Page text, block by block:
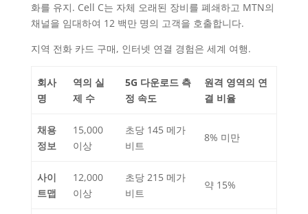
화를 유지. Cell C는 자체 오래된 장비를 폐쇄하고 MTN의
채널을 임대하여 12 백만 명의 고객을 호출합니다.
지역 전화 카드 구매, 인터넷 연결 경험은 세계 여행.
회사
명
역의 실
제 수
5G 다운로드 측
정 속도
원격 영역의 연
결 비율
채용
정보
15,000
이상
초당 145 메가
비트
8% 미만
사이
트맵
12,000
이상
초당 215 메가
비트
약 15%